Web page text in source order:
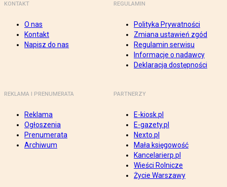
KONTAKT
O nas
Kontakt
Napisz do nas
REGULAMIN
Polityka Prywatności
Zmiana ustawień zgód
Regulamin serwisu
Informacje o nadawcy
Deklaracja dostępności
REKLAMA I PRENUMERATA
Reklama
Ogłoszenia
Prenumerata
Archiwum
PARTNERZY
E-kiosk.pl
E-gazety.pl
Nexto.pl
Mała księgowość
Kancelarierp.pl
Wieści Rolnicze
Życie Warszawy